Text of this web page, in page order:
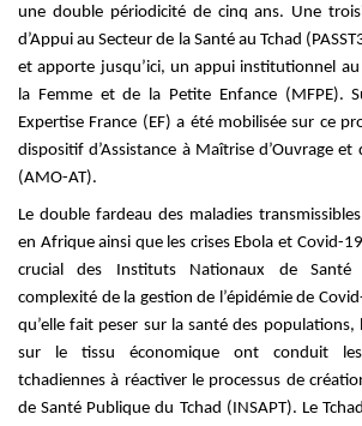
une double périodicité de cinq ans. Une
d’Appui au Secteur de la Santé au Tchad
et apporte jusqu’ici, un appui institutionnel
la Femme et de la Petite Enfance (MFPE).
Expertise France (EF) a été mobilisée sur ce
dispositif d’Assistance à Maîtrise d’Ouvrage et
(AMO-AT).
Le double fardeau des maladies
en Afrique ainsi que les crises Ebola et Covid-
crucial des Instituts Nationaux de Santé
complexité de la gestion de l’épidémie de
qu’elle fait peser sur la santé des populations,
sur le tissu économique ont conduit les
tchadiennes à réactiver le processus de
deSanté Publique du Tchad (INSAPT). Le